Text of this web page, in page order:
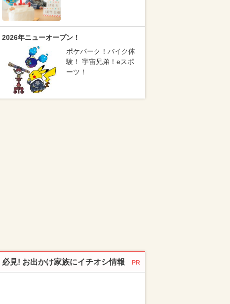
2026年ニューオープン！
ポケパーク！バイク体
験！ 宇宙兄弟！eスポ
ーツ！
必見! お出かけ家族にイチオシ情報 PR